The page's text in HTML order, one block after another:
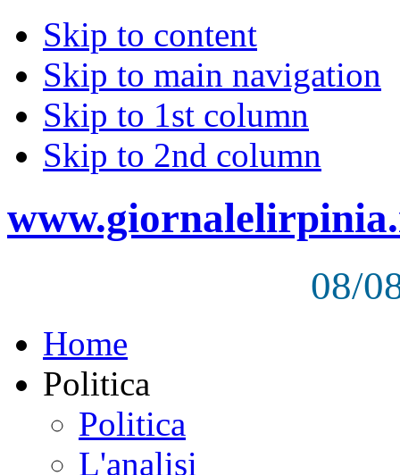
Skip to content
Skip to main navigation
Skip to 1st column
Skip to 2nd column
08/
Home
Politica
Politica
L'analisi